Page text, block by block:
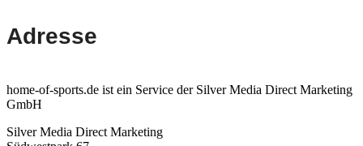
Adresse
home-of-sports.de ist ein Service der Silver Media Direct Marketing
GmbH
Silver Media Direct Marketing